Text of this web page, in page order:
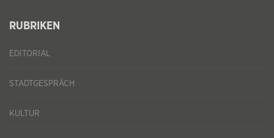
RUBRIKEN
EDITORIAL
STADTGESPRÄCH
KULTUR